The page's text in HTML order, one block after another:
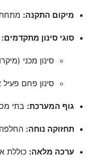
מיקום התקנה: מתחת
סוגי סינון מתקדמים:
סינון מכני
סינון פחם
גוף המערכת: בתי
תחזוקה נוחה:
ערכה מלאה: כוללת